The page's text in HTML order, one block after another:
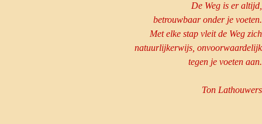
De Weg is er altijd,
betrouwbaar onder je voeten.
Met elke stap vleit de Weg zich
natuurlijkerwijs, onvoorwaardelijk
tegen je voeten aan.
Ton Lathouwers